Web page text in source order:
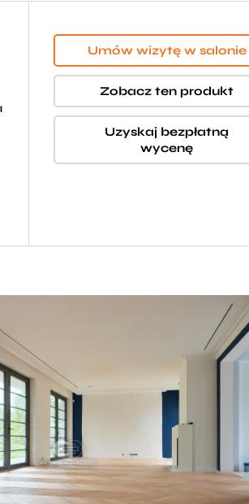
Umów wizytę w salonie
Zobacz ten produkt
Uzyskaj bezpłatną
wycenę